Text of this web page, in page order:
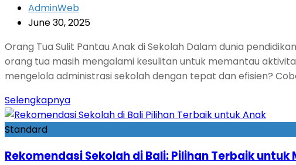
AdminWeb
June 30, 2025
Orang Tua Sulit Pantau Anak di Sekolah Dalam dunia
orang tua masih mengalami kesulitan untuk memantau
mengelola administrasi sekolah dengan tepat dan efisien?
Selengkapnya
Standard
Rekomendasi Sekolah di Bali: Pilihan Terbaik untuk